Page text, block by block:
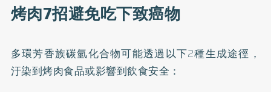
烤肉7招避免吃下致癌物
多環芳香族碳氫化合物可能透過以下2種生成途徑，
汙染到烤肉食品或影響到飲食安全：